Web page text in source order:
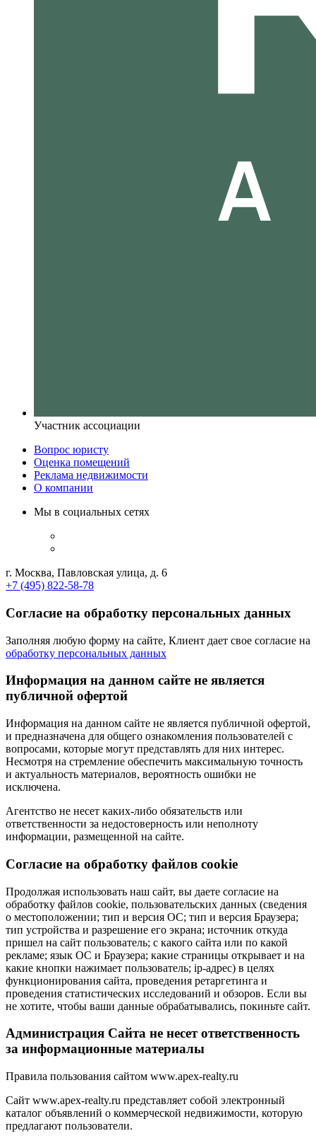
Участник ассоциации
Вопрос юристу
Оценка помещений
Реклама недвижимости
О компании
Мы в социальных сетях
г. Москва, Павловская улица, д. 6
+7 (495) 822-58-78
Согласие на обработку персональных данных
Заполняя любую форму на сайте, Клиент дает свое согласие на
обработку персональных данных
Информация на данном сайте не является
публичной офертой
Информация на данном сайте не является публичной офертой,
и предназначена для общего ознакомления пользователей с
вопросами, которые могут представлять для них интерес.
Несмотря на стремление обеспечить максимальную точность
и актуальность материалов, вероятность ошибки не
исключена.
Агентство не несет каких-либо обязательств или
ответственности за недостоверность или неполноту
информации, размещенной на сайте.
Cогласие на обработку файлов cookie
Продолжая использовать наш сайт, вы даете согласие на
обработку файлов cookie, пользовательских данных (сведения
о местоположении; тип и версия ОС; тип и версия Браузера;
тип устройства и разрешение его экрана; источник откуда
пришел на сайт пользователь; с какого сайта или по какой
рекламе; язык ОС и Браузера; какие страницы открывает и на
какие кнопки нажимает пользователь; ip-адрес) в целях
функционирования сайта, проведения ретаргетинга и
проведения статистических исследований и обзоров. Если вы
не хотите, чтобы ваши данные обрабатывались, покиньте сайт.
Администрация Сайта не несет ответственность
за информационные материалы
Правила пользования сайтом www.apex-realty.ru
Сайт www.apex-realty.ru представляет собой электронный
каталог объявлений о коммерческой недвижимости, которую
предлагают пользователи.